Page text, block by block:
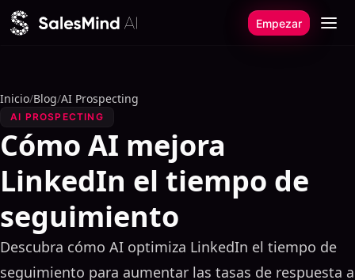
Ir al contenido
Empezar
Inicio/Blog/AI Prospecting
AI PROSPECTING
Cómo AI mejora
LinkedIn el tiempo de
seguimiento
Descubra cómo AI optimiza LinkedIn el tiempo de
seguimiento para aumentar las tasas de respuesta a